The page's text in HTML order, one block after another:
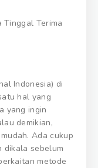
Tinggal Terima
Indonesia) di
hal yang
yang ingin
demikian,
Ada cukup
dikala sebelum
metode